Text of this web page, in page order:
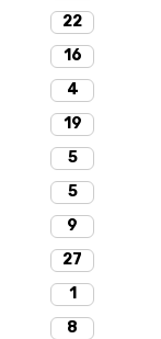
22
16
4
19
5
5
9
27
1
8